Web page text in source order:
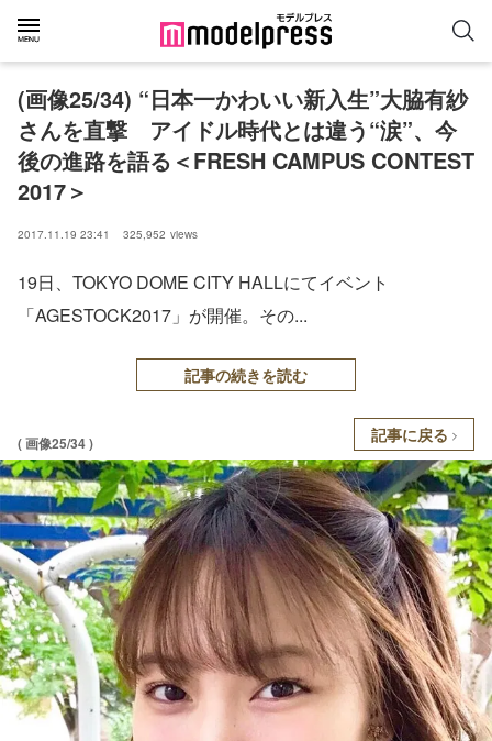
(画像25/34) “日本一かわいい新入生”大脇有紗
さんを直撃 アイドル時代とは違う“涙”、今
後の進路を語る＜FRESH CAMPUS CONTEST
2017＞
2017.11.19 23:41 325,952 views
19日、TOKYO DOME CITY HALLにてイベント
「AGESTOCK2017」が開催。その...
記事の続きを読む
( 画像25/34 ) 記事に戻る